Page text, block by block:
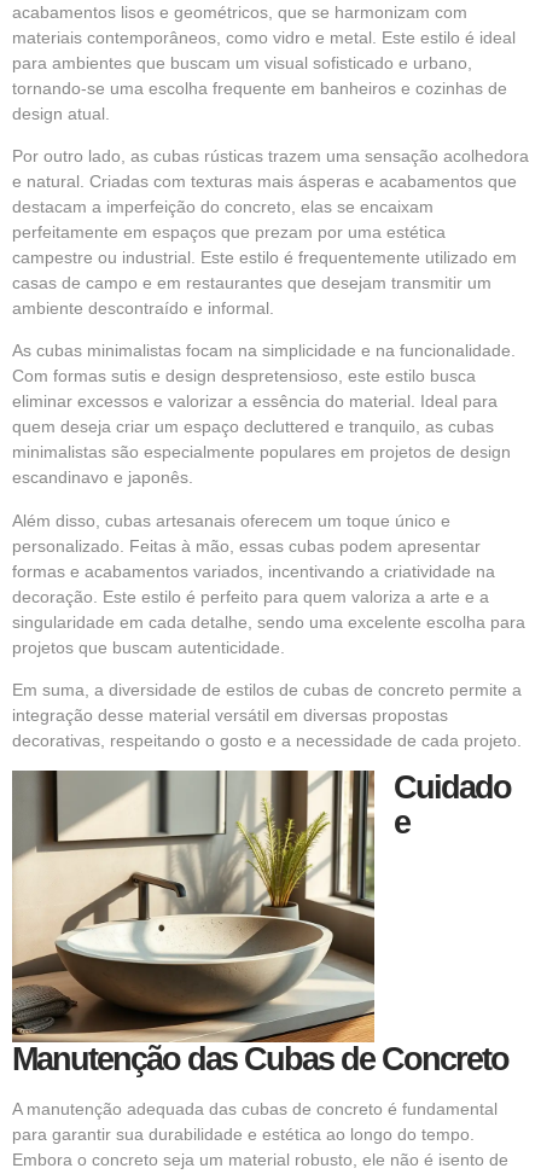
acabamentos lisos e geométricos, que se harmonizam com
materiais contemporâneos, como vidro e metal. Este estilo é ideal
para ambientes que buscam um visual sofisticado e urbano,
tornando-se uma escolha frequente em banheiros e cozinhas de
design atual.
Por outro lado, as cubas rústicas trazem uma sensação acolhedora
e natural. Criadas com texturas mais ásperas e acabamentos que
destacam a imperfeição do concreto, elas se encaixam
perfeitamente em espaços que prezam por uma estética
campestre ou industrial. Este estilo é frequentemente utilizado em
casas de campo e em restaurantes que desejam transmitir um
ambiente descontraído e informal.
As cubas minimalistas focam na simplicidade e na funcionalidade.
Com formas sutis e design despretensioso, este estilo busca
eliminar excessos e valorizar a essência do material. Ideal para
quem deseja criar um espaço decluttered e tranquilo, as cubas
minimalistas são especialmente populares em projetos de design
escandinavo e japonês.
Além disso, cubas artesanais oferecem um toque único e
personalizado. Feitas à mão, essas cubas podem apresentar
formas e acabamentos variados, incentivando a criatividade na
decoração. Este estilo é perfeito para quem valoriza a arte e a
singularidade em cada detalhe, sendo uma excelente escolha para
projetos que buscam autenticidade.
Em suma, a diversidade de estilos de cubas de concreto permite a
integração desse material versátil em diversas propostas
decorativas, respeitando o gosto e a necessidade de cada projeto.
Cuidado
e
Manutenção das Cubas de Concreto
A manutenção adequada das cubas de concreto é fundamental
para garantir sua durabilidade e estética ao longo do tempo.
Embora o concreto seja um material robusto, ele não é isento de